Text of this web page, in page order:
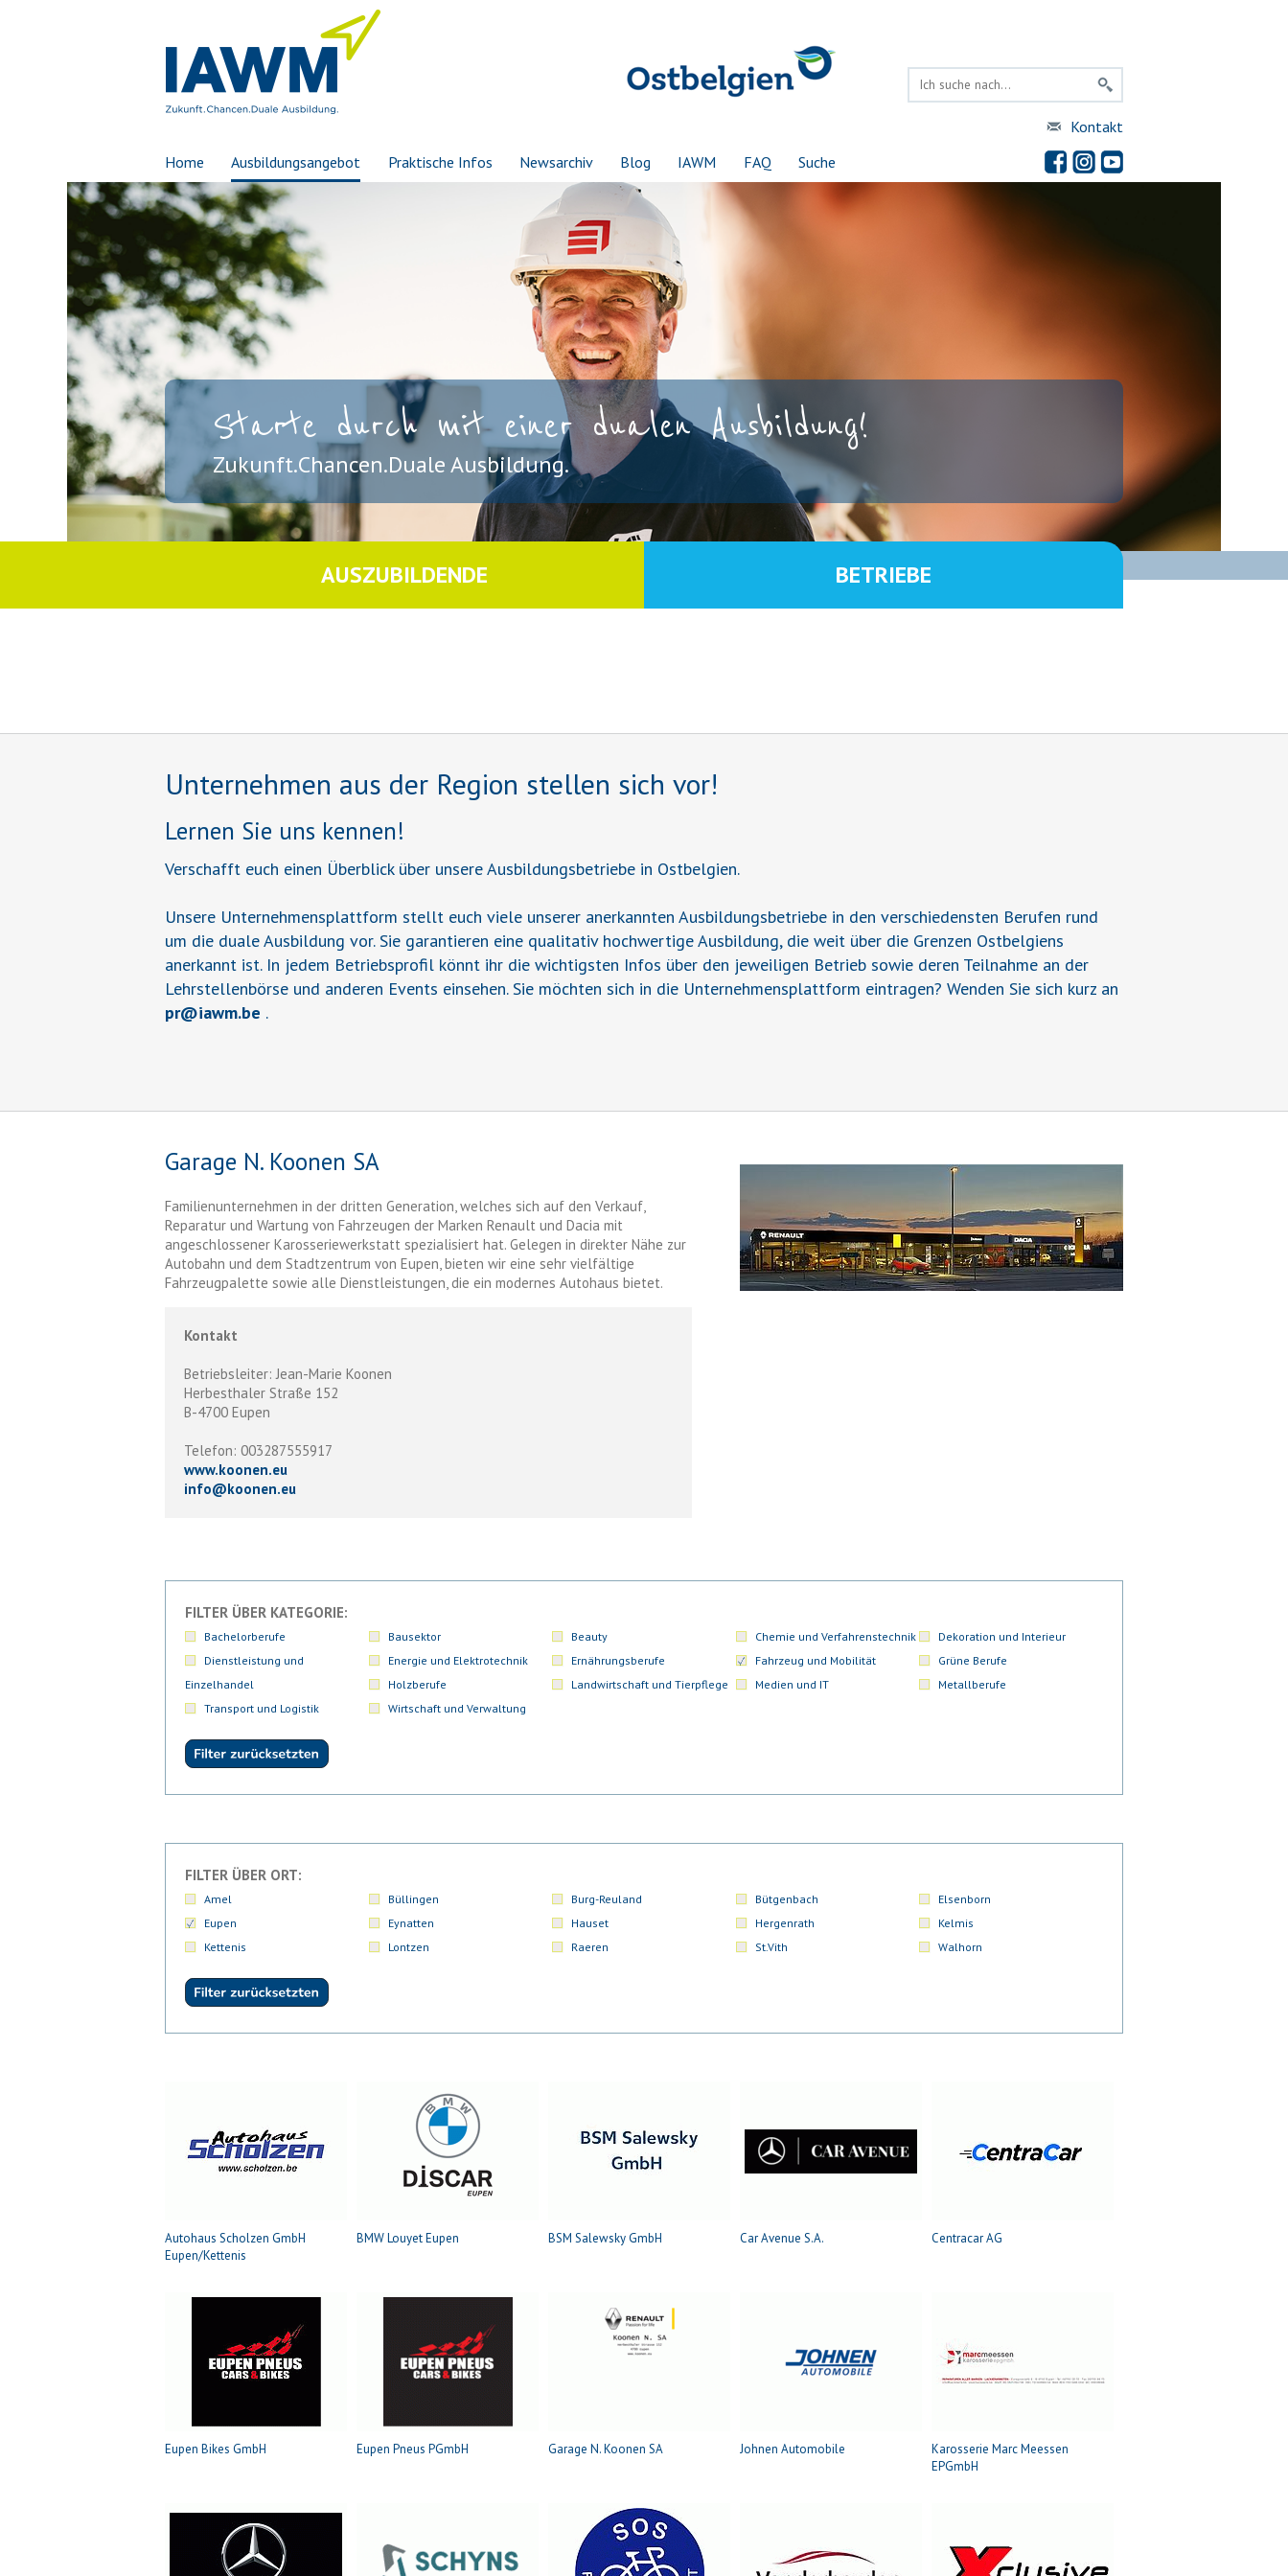
Home Ausbildungsangebot Praktische Infos Newsarchiv Blog IAWM FAQ Suche
Kontakt
Starte durch mit einer dualen Ausbildung!
Zukunft.Chancen.Duale Ausbildung.
AUSZUBILDENDE BETRIEBE
Unternehmen aus der Region stellen sich vor!
Lernen Sie uns kennen!
Verschafft euch einen Überblick über unsere Ausbildungsbetriebe in Ostbelgien.
Unsere Unternehmensplattform stellt euch viele unserer anerkannten Ausbildungsbetriebe in den verschiedensten Berufen rund
um die duale Ausbildung vor. Sie garantieren eine qualitativ hochwertige Ausbildung, die weit über die Grenzen Ostbelgiens
anerkannt ist. In jedem Betriebsprofil könnt ihr die wichtigsten Infos über den jeweiligen Betrieb sowie deren Teilnahme an der
Lehrstellenbörse und anderen Events einsehen. Sie möchten sich in die Unternehmensplattform eintragen? Wenden Sie sich kurz an
pr@iawm.be .
Garage N. Koonen SA
Familienunternehmen in der dritten Generation, welches sich auf den Verkauf,
Reparatur und Wartung von Fahrzeugen der Marken Renault und Dacia mit
angeschlossener Karosseriewerkstatt spezialisiert hat. Gelegen in direkter Nähe zur
Autobahn und dem Stadtzentrum von Eupen, bieten wir eine sehr vielfältige
Fahrzeugpalette sowie alle Dienstleistungen, die ein modernes Autohaus bietet.
Kontakt
Betriebsleiter: Jean-Marie Koonen
Herbesthaler Straße 152
B-4700 Eupen
Telefon: 003287555917
www.koonen.eu
info@koonen.eu
FILTER ÜBER KATEGORIE:
Bachelorberufe Bausektor Beauty Chemie und Verfahrenstechnik
Dekoration und Interieur
Dienstleistung und
Einzelhandel
Energie und Elektrotechnik Ernährungsberufe Fahrzeug und Mobilität
Grüne Berufe
Holzberufe
Landwirtschaft und Tierpflege Medien und IT
Metallberufe
Transport und Logistik
Wirtschaft und Verwaltung
FILTER ÜBER ORT:
Amel Büllingen Burg-Reuland Bütgenbach
Elsenborn
Eupen
Eynatten Hauset Hergenrath
Kelmis
Kettenis
Lontzen Raeren St.Vith Walhorn
Autohaus Scholzen GmbH
Eupen/Kettenis
BMW Louyet Eupen BSM Salewsky GmbH Car Avenue S.A. Centracar AG
Eupen Bikes GmbH Eupen Pneus PGmbH Garage N. Koonen SA Johnen Automobile
Karosserie Marc Meessen
EPGmbH